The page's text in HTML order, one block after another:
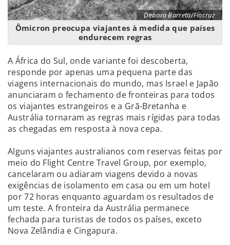
Debora Barreto/Fiocruz
Ômicron preocupa viajantes à medida que países
endurecem regras
A África do Sul, onde variante foi descoberta,
responde por apenas uma pequena parte das
viagens internacionais do mundo, mas Israel e Japão
anunciaram o fechamento de fronteiras para todos
os viajantes estrangeiros e a Grã-Bretanha e
Austrália tornaram as regras mais rígidas para todas
as chegadas em resposta à nova cepa.
Alguns viajantes australianos com reservas feitas por
meio do Flight Centre Travel Group, por exemplo,
cancelaram ou adiaram viagens devido a novas
exigências de isolamento em casa ou em um hotel
por 72 horas enquanto aguardam os resultados de
um teste. A fronteira da Austrália permanece
fechada para turistas de todos os países, exceto
Nova Zelândia e Cingapura.